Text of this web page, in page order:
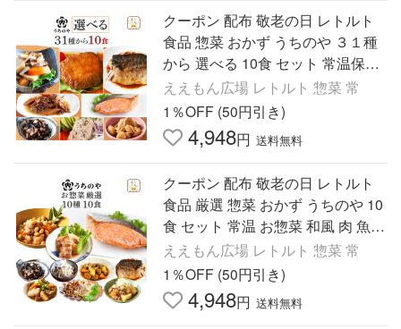
クーポン 配布 敬老の日 レトルト
食品 惣菜 おかず うちのや ３１種
から 選べる 10食 セット 常温保存
肉 魚 お惣菜 保存食 レンジ 2026
内祝い お礼 ギフト
ええもん広場 レトルト 惣菜 常
1％OFF (50円引き)
4,948円 送料無料
クーポン 配布 敬老の日 レトルト
食品 厳選 惣菜 おかず うちのや 10
食 セット 常温 お惣菜 和風 肉 魚
野菜 保存食 お弁当 レンジ 2026 内
祝い お礼 ギフト
ええもん広場 レトルト 惣菜 常
1％OFF (50円引き)
4,948円 送料無料